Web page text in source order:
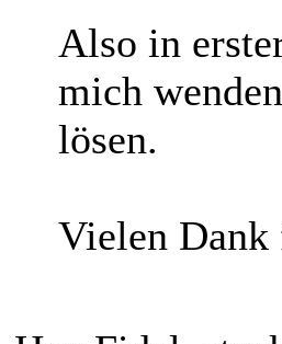
Also in
mich
lösen.
Vielen